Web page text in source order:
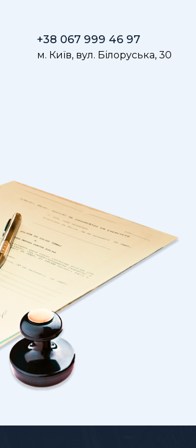
+38 067 999 46 97
м. Київ, вул. Білоруська, 30